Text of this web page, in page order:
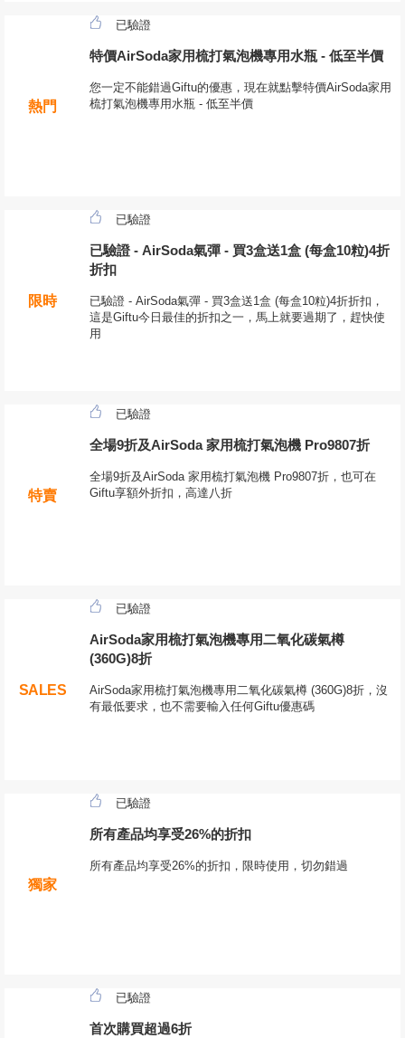
熱門
已驗證
特價AirSoda家用梳打氣泡機專用水瓶 - 低至半價
您一定不能錯過Giftu的優惠，現在就點擊特價AirSoda家用
梳打氣泡機專用水瓶 - 低至半價
限時
已驗證
已驗證 - AirSoda氣彈 - 買3盒送1盒 (每盒10粒)4折
折扣
已驗證 - AirSoda氣彈 - 買3盒送1盒 (每盒10粒)4折折扣，
這是Giftu今日最佳的折扣之一，馬上就要過期了，趕快使
用
特賣
已驗證
全場9折及AirSoda 家用梳打氣泡機 Pro9807折
全場9折及AirSoda 家用梳打氣泡機 Pro9807折，也可在
Giftu享額外折扣，高達八折
SALES
已驗證
AirSoda家用梳打氣泡機專用二氧化碳氣樽
(360G)8折
AirSoda家用梳打氣泡機專用二氧化碳氣樽 (360G)8折，沒
有最低要求，也不需要輸入任何Giftu優惠碼
獨家
已驗證
所有產品均享受26%的折扣
所有產品均享受26%的折扣，限時使用，切勿錯過
已驗證
首次購買超過6折